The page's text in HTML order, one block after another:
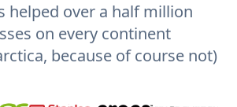
helped over a half million
on every continent
because of course not)